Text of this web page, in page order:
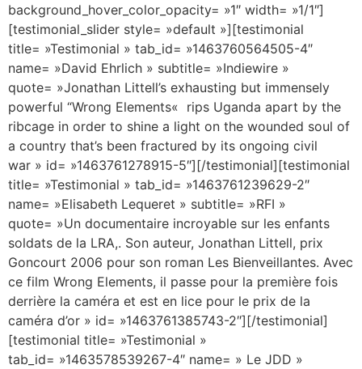
background_hover_color_opacity= »1″ width= »1/1″]
[testimonial_slider style= »default »][testimonial
title= »Testimonial » tab_id= »1463760564505-4″
name= »David Ehrlich » subtitle= »Indiewire »
quote= »Jonathan Littell’s exhausting but immensely
powerful “Wrong Elements« rips Uganda apart by the
ribcage in order to shine a light on the wounded soul of
a country that’s been fractured by its ongoing civil
war » id= »1463761278915-5″][/testimonial][testimonial
title= »Testimonial » tab_id= »1463761239629-2″
name= »Elisabeth Lequeret » subtitle= »RFI »
quote= »Un documentaire incroyable sur les enfants
soldats de la LRA,. Son auteur, Jonathan Littell, prix
Goncourt 2006 pour son roman Les Bienveillantes. Avec
ce film Wrong Elements, il passe pour la première fois
derrière la caméra et est en lice pour le prix de la
caméra d’or » id= »1463761385743-2″][/testimonial]
[testimonial title= »Testimonial »
tab_id= »1463578539267-4″ name= » Le JDD »